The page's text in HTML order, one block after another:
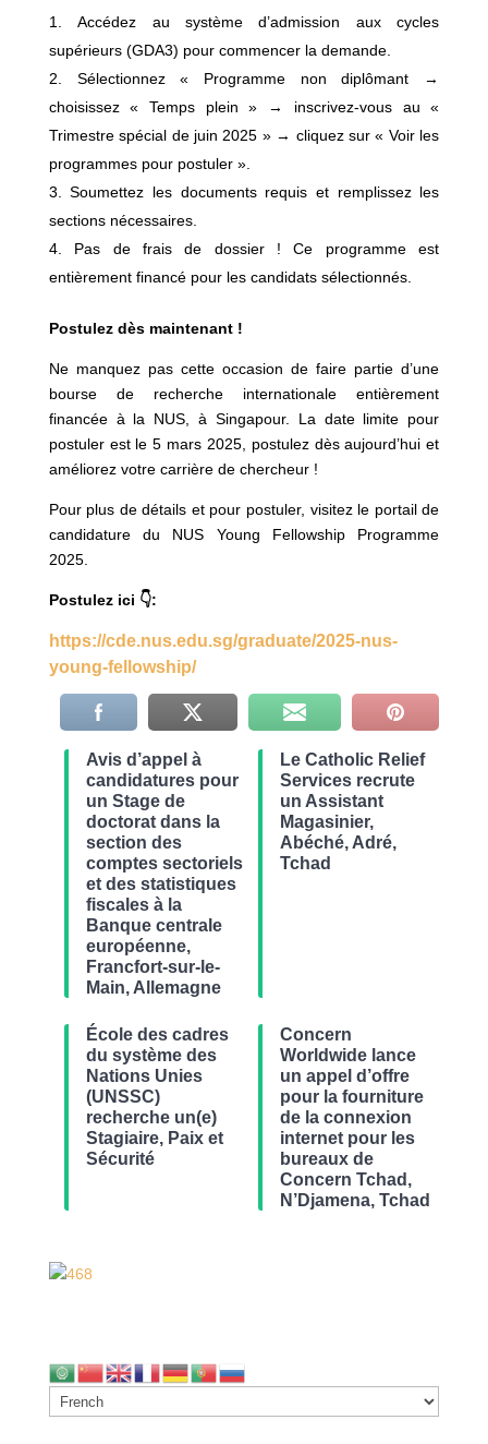
Accédez au système d’admission aux cycles
supérieurs (GDA3) pour commencer la demande.
Sélectionnez « Programme non diplômant →
choisissez « Temps plein » → inscrivez-vous au «
Trimestre spécial de juin 2025 » → cliquez sur « Voir les
programmes pour postuler ».
Soumettez les documents requis et remplissez les
sections nécessaires.
Pas de frais de dossier ! Ce programme est
entièrement financé pour les candidats sélectionnés.
Postulez dès maintenant !
Ne manquez pas cette occasion de faire partie d’une
bourse de recherche internationale entièrement
financée à la NUS, à Singapour. La date limite pour
postuler est le 5 mars 2025, postulez dès aujourd’hui et
améliorez votre carrière de chercheur !
Pour plus de détails et pour postuler, visitez le portail de
candidature du NUS Young Fellowship Programme
2025.
Postulez ici 👇:
https://cde.nus.edu.sg/graduate/2025-nus-
young-fellowship/
Avis d’appel à
candidatures pour
un Stage de
doctorat dans la
section des
comptes sectoriels
et des statistiques
fiscales à la
Banque centrale
européenne,
Francfort-sur-le-
Main, Allemagne
Le Catholic Relief
Services recrute
un Assistant
Magasinier,
Abéché, Adré,
Tchad
École des cadres
du système des
Nations Unies
(UNSSC)
recherche un(e)
Stagiaire, Paix et
Sécurité
Concern
Worldwide lance
un appel d’offre
pour la fourniture
de la connexion
internet pour les
bureaux de
Concern Tchad,
N’Djamena, Tchad